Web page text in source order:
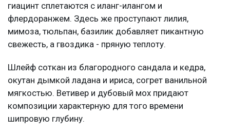
гиацинт сплетаются с иланг-илангом и
флердоранжем. Здесь же проступают лилия,
мимоза, тюльпан, базилик добавляет пикантную
свежесть, а гвоздика - пряную теплоту.
Шлейф соткан из благородного сандала и кедра,
окутан дымкой ладана и ириса, согрет ванильной
мягкостью. Ветивер и дубовый мох придают
композиции характерную для того времени
шипровую глубину.